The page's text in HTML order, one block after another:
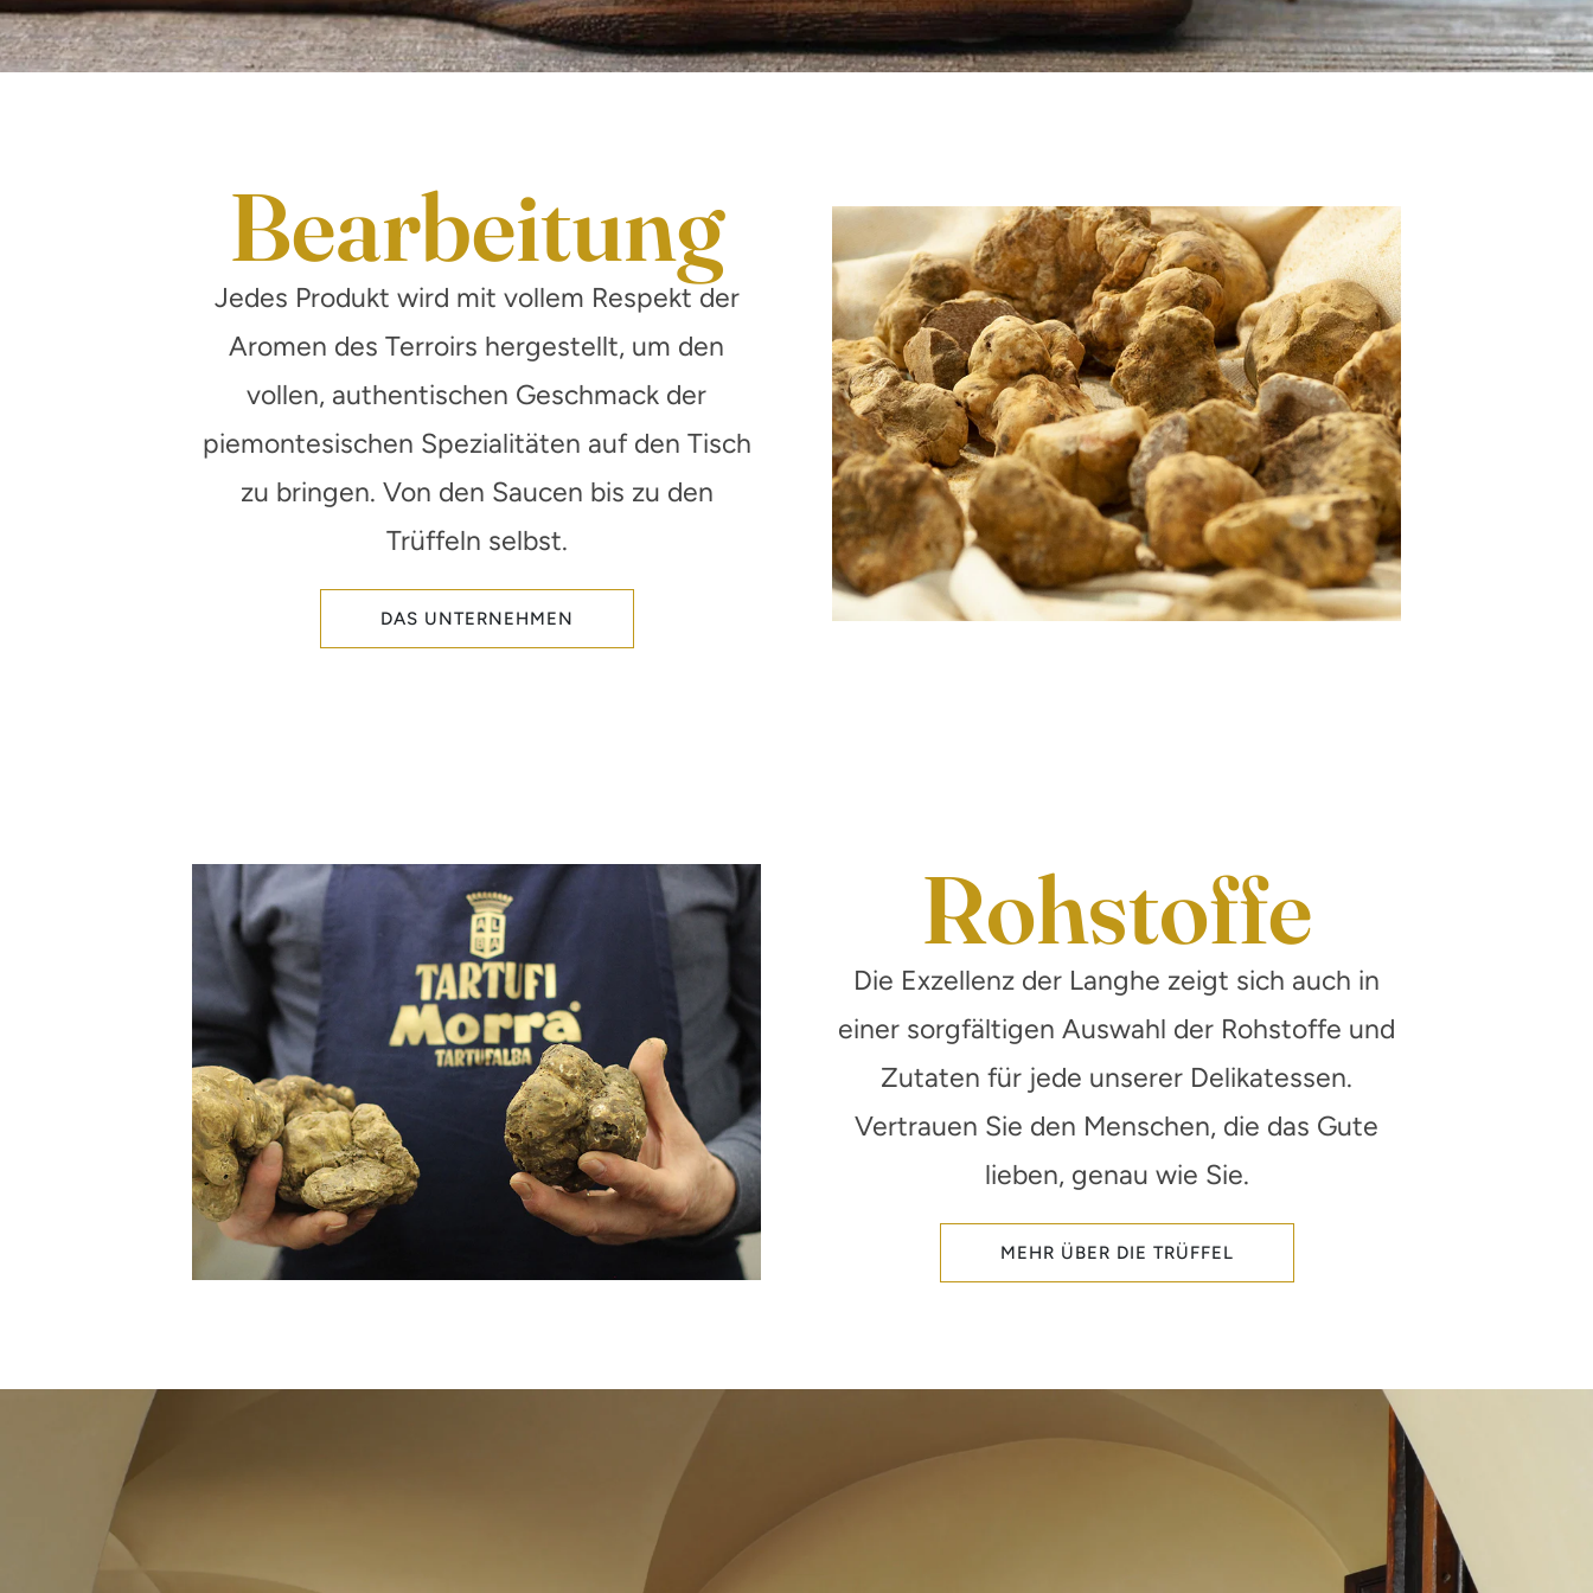
Bearbeitung
Jedes Produkt wird mit vollem Respekt der
Aromen des Terroirs hergestellt, um den
vollen, authentischen Geschmack der
piemontesischen Spezialitäten auf den Tisch
zu bringen. Von den Saucen bis zu den
Trüffeln selbst.
DAS UNTERNEHMEN
Rohstoffe
Die Exzellenz der Langhe zeigt sich auch in
einer sorgfältigen Auswahl der Rohstoffe und
Zutaten für jede unserer Delikatessen.
Vertrauen Sie den Menschen, die das Gute
lieben, genau wie Sie.
MEHR ÜBER DIE TRÜFFEL